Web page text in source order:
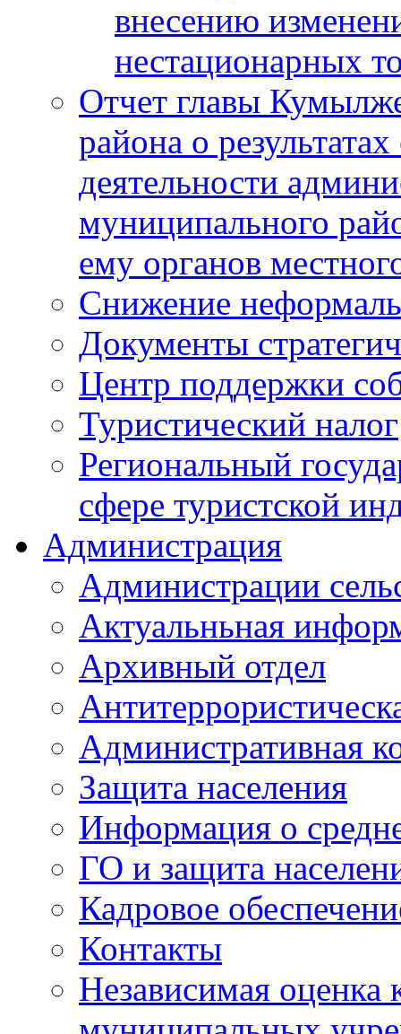
внесению
нестационарных
Отчет главы
района о
деятельности
муниципального
ему органов
Снижение
Документы
Центр поддержки
Туристический налог
Региональный
сфере туристской
Администрация
Администрации
Актуальньная
Архивный отдел
Административная
Защита населения
Информация о
ГО и защита
Кадровое
Контакты
Независимая оценка